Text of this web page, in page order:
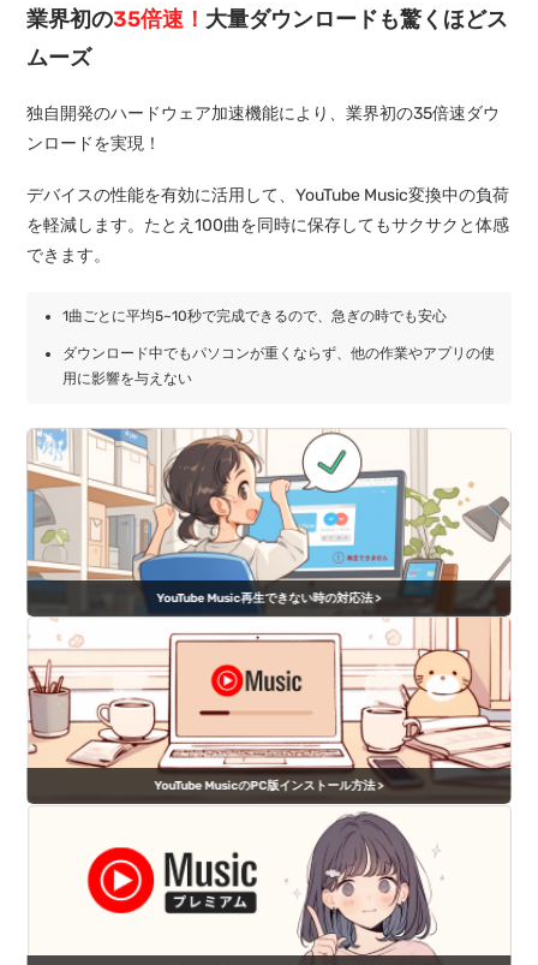
業界初の35倍速！ 大量ダウンロードも驚くほどス
ムーズ
独自開発のハードウェア加速機能により、業界初の35倍速ダウ
ンロードを実現！
デバイスの性能を有効に活用して、YouTube Music変換中の負荷
を軽減します。たとえ100曲を同時に保存してもサクサクと体感
できます。
1曲ごとに平均5~10秒で完成できるので、急ぎの時でも安心
ダウンロード中でもパソコンが重くならず、他の作業やアプリの使
用に影響を与えない
YouTube Music再生できない時の対応法 >
YouTube MusicのPC版インストール方法 >